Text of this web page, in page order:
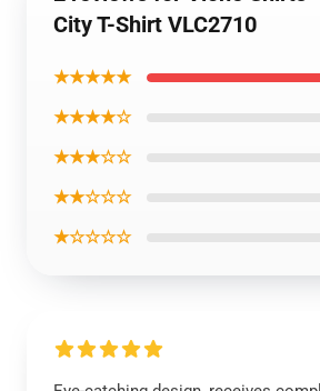
City T-Shirt VLC2710
★★★★★
★★★★☆
★★★☆☆
★★☆☆☆
★☆☆☆☆